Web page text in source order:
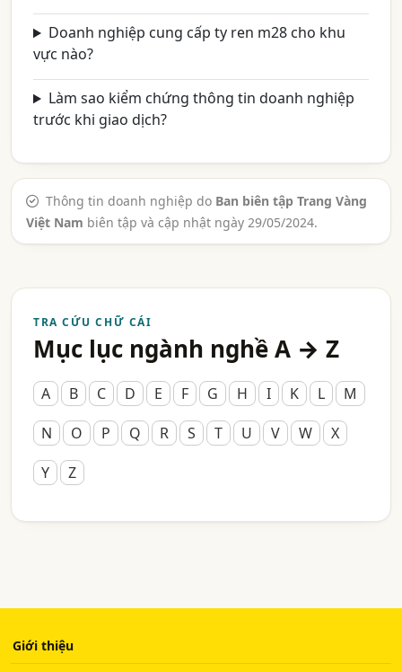
Doanh nghiệp cung cấp ty ren m28 cho khu
vực nào?
Làm sao kiểm chứng thông tin doanh nghiệp
trước khi giao dịch?
Thông tin doanh nghiệp do Ban biên tập Trang Vàng
Việt Nam biên tập và cập nhật ngày 29/05/2024.
TRA CỨU CHỮ CÁI
Mục lục ngành nghề A → Z
A B C D E F G H I K L
M
N
O P Q R S T U V W
X
Y
Z
Giới thiệu